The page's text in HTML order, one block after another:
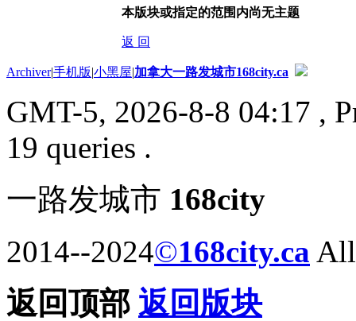
本版块或指定的范围内尚无主题
返 回
Archiver|手机版|小黑屋|加拿大一路发城市168city.ca
GMT-5, 2026-8-8 04:17 ,
19 queries .
一路发城市 168city
2014--2024©168city.ca
返回顶部 返回版块